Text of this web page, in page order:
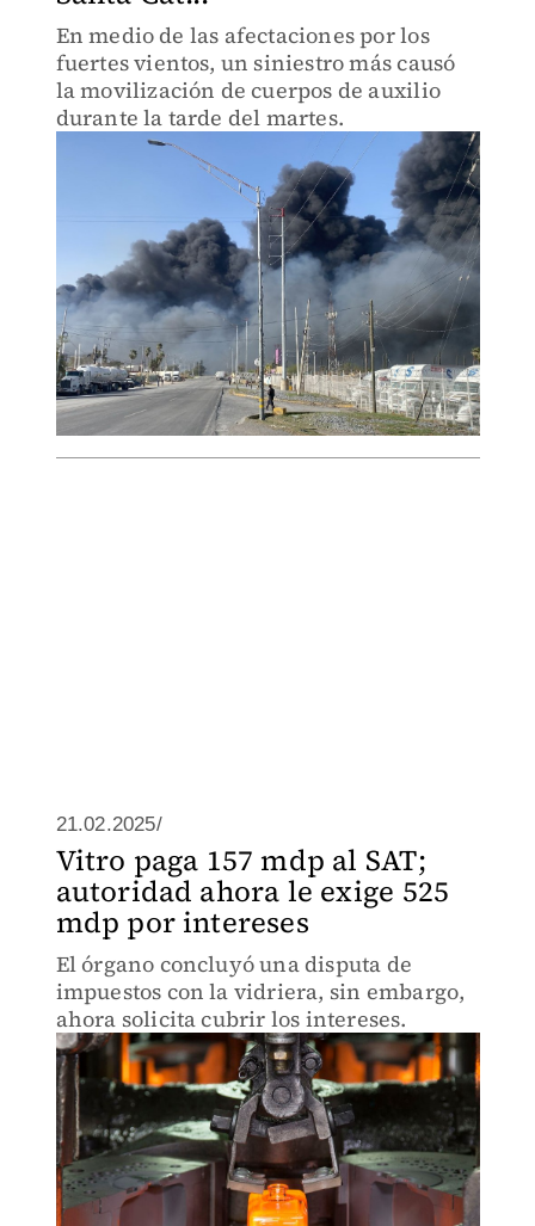
En medio de las afectaciones por los
fuertes vientos, un siniestro más causó
la movilización de cuerpos de auxilio
durante la tarde del martes.
21.02.2025/
Vitro paga 157 mdp al SAT;
autoridad ahora le exige 525
mdp por intereses
El órgano concluyó una disputa de
impuestos con la vidriera, sin embargo,
ahora solicita cubrir los intereses.